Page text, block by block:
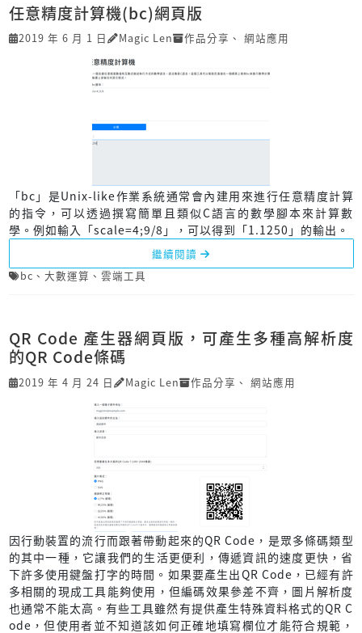
任意精度計算機(bc)網頁版
2019 年 6 月 1 日 Magic Len 作品分享 、 網站應用
「bc」是Unix-like作業系統通常會內建用來進行任意精度計算
的指令，可以透過撰寫簡單且類似C語言的數學腳本來計算數
學。例如輸入「scale=4;9/8」，可以得到「1.1250」的輸出。
繼續閱讀
bc 、 大數運算 、 雲端工具
QR Code 產生器網頁版，可產生多種高解析度
的QR Code條碼
2019 年 4 月 24 日 Magic Len 作品分享 、 網站應用
因行動裝置的流行而跟著帶動起來的QR Code，是眾多條碼類型
的其中一種，它讓我們的生活更便利，傳遞資訊的速度更快，省
下許多使用鍵盤打字的時間。如果要產生出QR Code，已經有許
多相關的現成工具能夠使用，但編碼效果參差不齊，圖片解析度
也通常不能太高。有些工具雖然有提供產生特殊資料格式的QR C
ode，但使用者並不知道該如何正確地填寫欄位才能符合規範，